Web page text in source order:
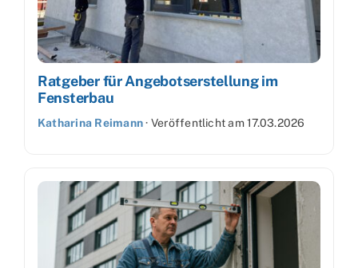
Ratgeber für Angebotserstellung im
Fensterbau
Katharina Reimann· Veröffentlicht am17.03.2026